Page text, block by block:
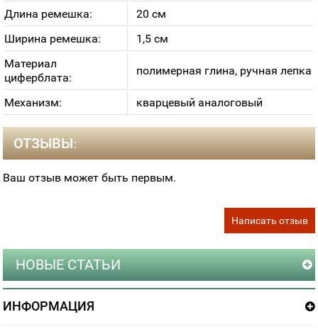
Длина ремешка:
20 см
Ширина ремешка:
1,5 см
Материал
циферблата:
полимерная глина, ручная лепка
Механизм: кварцевый аналоговый
ОТЗЫВЫ:
Ваш отзыв может быть первым.
Написать отзыв
НОВЫЕ СТАТЬИ
ИНФОРМАЦИЯ